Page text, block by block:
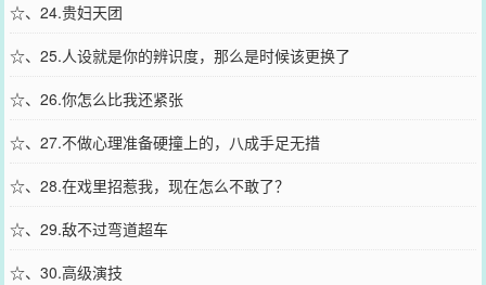
☆、24.贵妇天团
☆、25.人设就是你的辨识度，那么是时候该更换了
☆、26.你怎么比我还紧张
☆、27.不做心理准备硬撞上的，八成手足无措
☆、28.在戏里招惹我，现在怎么不敢了？
☆、29.敌不过弯道超车
☆、30.高级演技